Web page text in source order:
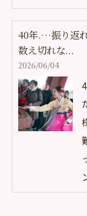
40年.…振り返れ
数え切れな...
2026/06/04